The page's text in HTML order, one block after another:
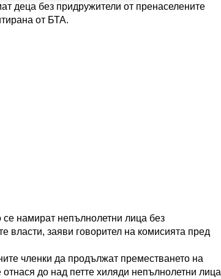
деца без придружители от пренаселените
от БТА.
намират непълнолетни лица без
власти, заяви говорител на комисията пред
членки да продължат преместването на
до над петте хиляди непълнолетни лица